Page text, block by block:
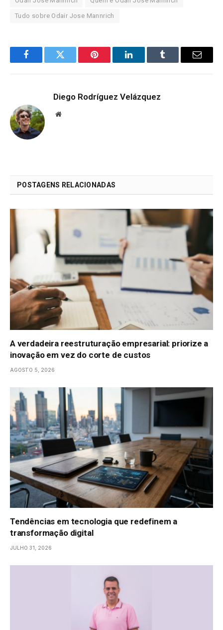
Tudo sobre Odair Jose Mannrich
FacebookTwitter Pinterest LinkedInTumblr Email
Diego Rodríguez Velázquez
Website
POSTAGENS RELACIONADAS
A verdadeira reestruturação empresarial: priorize a
inovação em vez do corte de custos
AGOSTO 5, 2026
Tendências em tecnologia que redefinem a
transformação digital
JULHO 31, 2026